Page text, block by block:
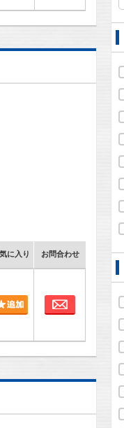
に入り お問合わせ
お問合わせ